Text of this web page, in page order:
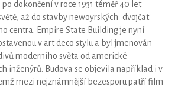
dokončení v roce 1931 téměř 40 let
až do stavby newoyrských "dvojčat"
centra. Empire State Building je nyní
v art deco stylu a byl jmenován
moderního světa od americké
inženýrů. Budova se objevila například i v
mezi nejznámnější bezesporu patří film